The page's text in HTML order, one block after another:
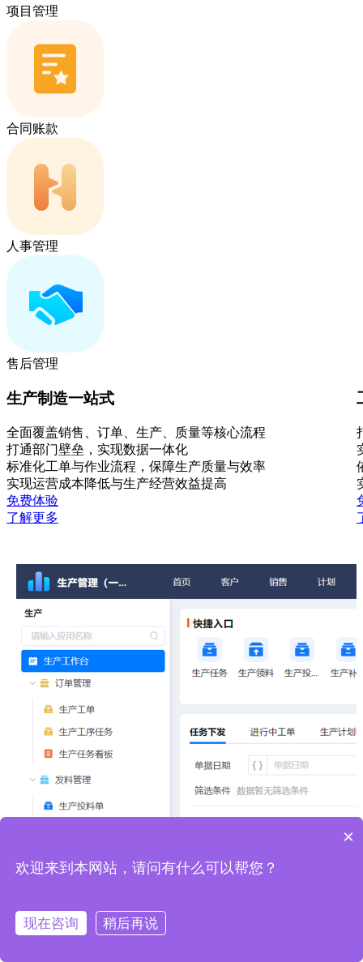
项目管理
合同账款
人事管理
售后管理
生产制造一站式
全面覆盖销售、订单、生产、质量等核心流程
打通部门壁垒，实现数据一体化
标准化工单与作业流程，保障生产质量与效率
实现运营成本降低与生产经营效益提高
免费体验
了解更多
×
欢迎来到本网站，请问有什么可以帮您？
现在咨询 稍后再说